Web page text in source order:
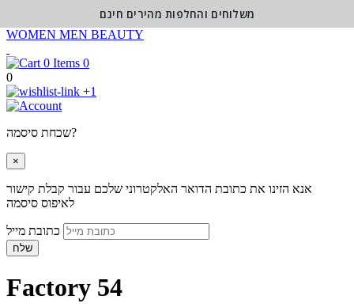
WOMEN MEN BEAUTY
0
0
+1
שכחת סיסמה?
×
אנא הזינו את כתובת הדואר האלקטרוני שלכם עבור קבלת קישור
לאיפוס סיסמה
שלח
Factory 54
משלוחים והחלפות מהירים חינם